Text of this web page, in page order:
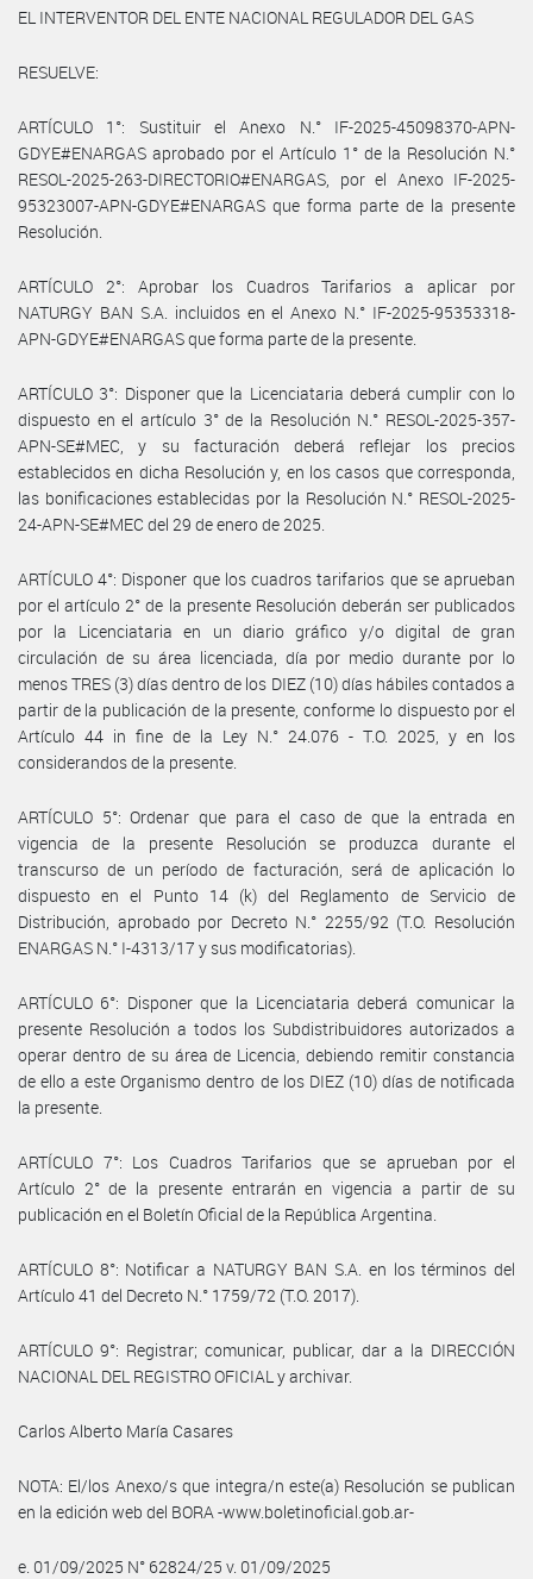
EL INTERVENTOR DEL ENTE NACIONAL REGULADOR DEL GAS
RESUELVE:
ARTÍCULO 1°: Sustituir el Anexo N.° IF-2025-45098370-APN-
GDYE#ENARGAS aprobado por el Artículo 1° de la Resolución N.°
RESOL-2025-263-DIRECTORIO#ENARGAS, por el Anexo IF-2025-
95323007-APN-GDYE#ENARGAS que forma parte de la presente
Resolución.
ARTÍCULO 2°: Aprobar los Cuadros Tarifarios a aplicar por
NATURGY BAN S.A. incluidos en el Anexo N.° IF-2025-95353318-
APN-GDYE#ENARGAS que forma parte de la presente.
ARTÍCULO 3°: Disponer que la Licenciataria deberá cumplir con lo
dispuesto en el artículo 3° de la Resolución N.° RESOL-2025-357-
APN-SE#MEC, y su facturación deberá reflejar los precios
establecidos en dicha Resolución y, en los casos que corresponda,
las bonificaciones establecidas por la Resolución N.° RESOL-2025-
24-APN-SE#MEC del 29 de enero de 2025.
ARTÍCULO 4°: Disponer que los cuadros tarifarios que se aprueban
por el artículo 2° de la presente Resolución deberán ser publicados
por la Licenciataria en un diario gráfico y/o digital de gran
circulación de su área licenciada, día por medio durante por lo
menos TRES (3) días dentro de los DIEZ (10) días hábiles contados a
partir de la publicación de la presente, conforme lo dispuesto por el
Artículo 44 in fine de la Ley N.° 24.076 - T.O. 2025, y en los
considerandos de la presente.
ARTÍCULO 5°: Ordenar que para el caso de que la entrada en
vigencia de la presente Resolución se produzca durante el
transcurso de un período de facturación, será de aplicación lo
dispuesto en el Punto 14 (k) del Reglamento de Servicio de
Distribución, aprobado por Decreto N.° 2255/92 (T.O. Resolución
ENARGAS N.° I-4313/17 y sus modificatorias).
ARTÍCULO 6°: Disponer que la Licenciataria deberá comunicar la
presente Resolución a todos los Subdistribuidores autorizados a
operar dentro de su área de Licencia, debiendo remitir constancia
de ello a este Organismo dentro de los DIEZ (10) días de notificada
la presente.
ARTÍCULO 7°: Los Cuadros Tarifarios que se aprueban por el
Artículo 2° de la presente entrarán en vigencia a partir de su
publicación en el Boletín Oficial de la República Argentina.
ARTÍCULO 8°: Notificar a NATURGY BAN S.A. en los términos del
Artículo 41 del Decreto N.° 1759/72 (T.O. 2017).
ARTÍCULO 9°: Registrar; comunicar, publicar, dar a la DIRECCIÓN
NACIONAL DEL REGISTRO OFICIAL y archivar.
Carlos Alberto María Casares
NOTA: El/los Anexo/s que integra/n este(a) Resolución se publican
en la edición web del BORA -www.boletinoficial.gob.ar-
e. 01/09/2025 N° 62824/25 v. 01/09/2025